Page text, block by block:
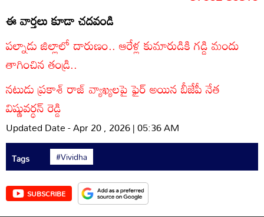
ఈ వార్తలు కూడా చదవండి
పల్నాడు జిల్లాలో దారుణం.. ఆరేళ్ల కుమారుడికి గడ్డి మందు
తాగించిన తండ్రి..
నటుడు ప్రకాశ్ రాజ్ వ్యాఖ్యలపై ఫైర్ అయిన బీజేపీ నేత
విష్ణువర్ధన్ రెడ్డి
Updated Date - Apr 20 , 2026 | 05:36 AM
Tags #Vividha
SUBSCRIBE